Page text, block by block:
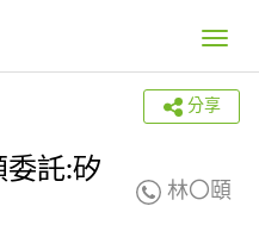
Toggle
分享
委託:矽
林〇頤